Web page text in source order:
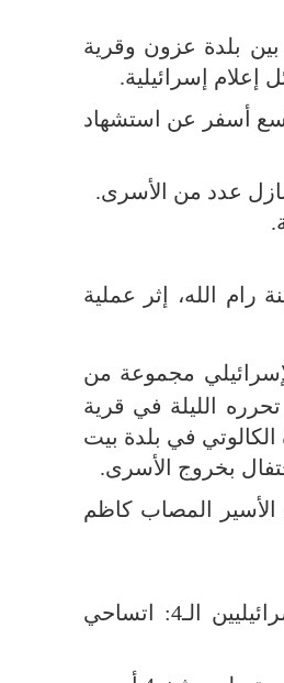
بلدة عزون وقرية
إعلام إسرائيلية.
أسفر عن استشهاد
عدد من الأسرى.
رام الله، إثر عملية
مجموعة من
الليلة في قرية
في بلدة بيت
بخروج الأسرى.
المصاب كاظم
وأشارت وسائل إعلام إسرائيلية، إلى تسلم الصليب الأحمر رفات الأسرى الإسرائيليين الـ4: اتساحي